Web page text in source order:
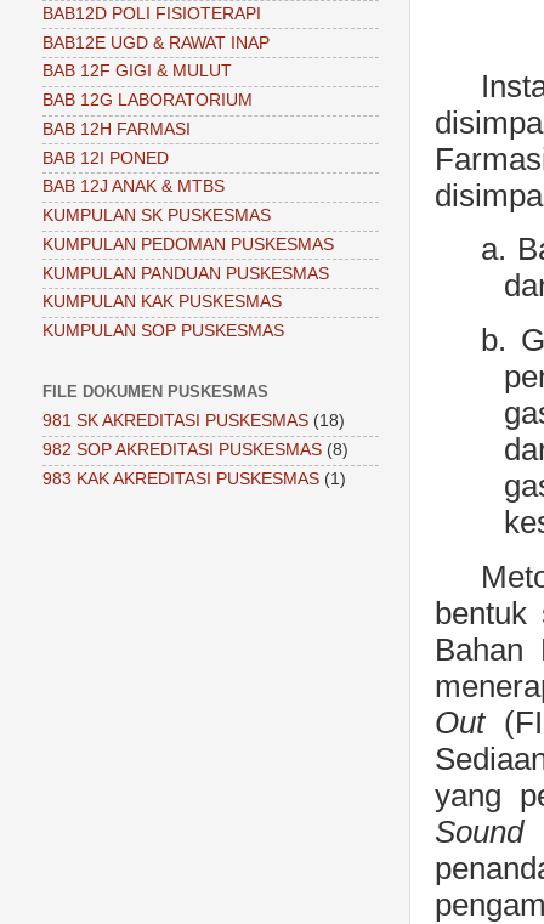
a.
b.
Bahan
Out
yang
Sound
BAB12D POLI FISIOTERAPI
BAB12E UGD & RAWAT INAP
BAB 12F GIGI & MULUT
BAB 12G LABORATORIUM
BAB 12H FARMASI
BAB 12I PONED
BAB 12J ANAK & MTBS
KUMPULAN SK PUSKESMAS
KUMPULAN PEDOMAN PUSKESMAS
KUMPULAN PANDUAN PUSKESMAS
KUMPULAN KAK PUSKESMAS
KUMPULAN SOP PUSKESMAS
FILE DOKUMEN PUSKESMAS
981 SK AKREDITASI PUSKESMAS (18)
982 SOP AKREDITASI PUSKESMAS (8)
983 KAK AKREDITASI PUSKESMAS (1)